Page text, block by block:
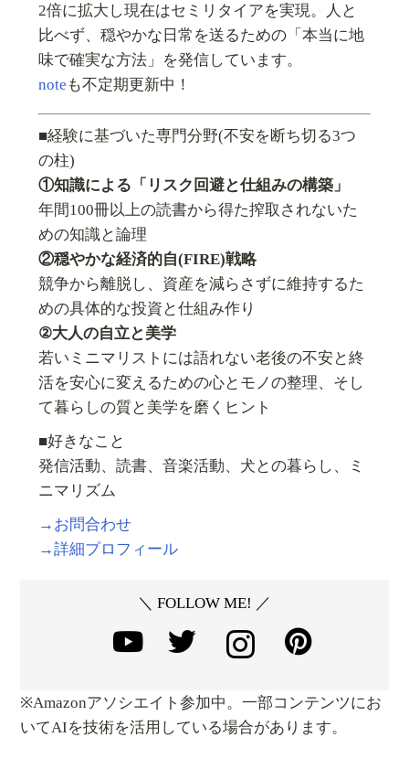
2倍に拡大し現在はセミリタイアを実現。人と
比べず、穏やかな日常を送るための「本当に地
味で確実な方法」を発信しています。
note も不定期更新中！
■経験に基づいた専門分野(不安を断ち切る3つ
の柱)
①知識による「リスク回避と仕組みの構築」
年間100冊以上の読書から得た搾取されないた
めの知識と論理
②穏やかな経済的自(FIRE)戦略
競争から離脱し、資産を減らさずに維持するた
めの具体的な投資と仕組み作り
②大人の自立と美学
若いミニマリストには語れない老後の不安と終
活を安心に変えるための心とモノの整理、そし
て暮らしの質と美学を磨くヒント
■好きなこと
発信活動、読書、音楽活動、犬との暮らし、ミ
ニマリズム
→お問合わせ
→詳細プロフィール
＼ FOLLOW ME! ／
※Amazonアソシエイト参加中。一部コンテンツにお
いてAIを技術を活用している場合があります。